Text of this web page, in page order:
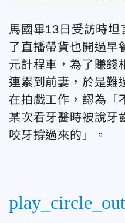
馬國畢13日受訪時
了直播帶貨也開過早
元計程車，為了賺錢
連累到前妻，於是難
在拍戲工作，認為「
某次看牙醫時被說牙
咬牙撐過來的」。